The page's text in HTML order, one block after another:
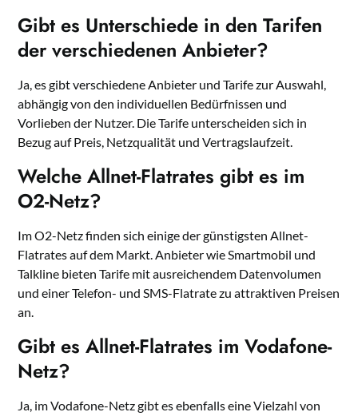
Gibt es Unterschiede in den Tarifen
der verschiedenen Anbieter?
Ja, es gibt verschiedene Anbieter und Tarife zur Auswahl,
abhängig von den individuellen Bedürfnissen und
Vorlieben der Nutzer. Die Tarife unterscheiden sich in
Bezug auf Preis, Netzqualität und Vertragslaufzeit.
Welche Allnet-Flatrates gibt es im
O2-Netz?
Im O2-Netz finden sich einige der günstigsten Allnet-
Flatrates auf dem Markt. Anbieter wie Smartmobil und
Talkline bieten Tarife mit ausreichendem Datenvolumen
und einer Telefon- und SMS-Flatrate zu attraktiven Preisen
an.
Gibt es Allnet-Flatrates im Vodafone-
Netz?
Ja, im Vodafone-Netz gibt es ebenfalls eine Vielzahl von